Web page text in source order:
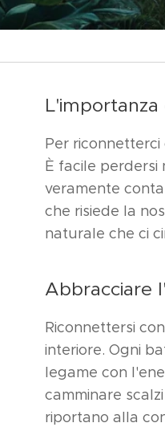
Per
È facile perdersi
veramente
che risiede la
naturale che ci
Abbracciare
Riconnettersi
interiore. Ogni
legame con
camminare
riportano alla